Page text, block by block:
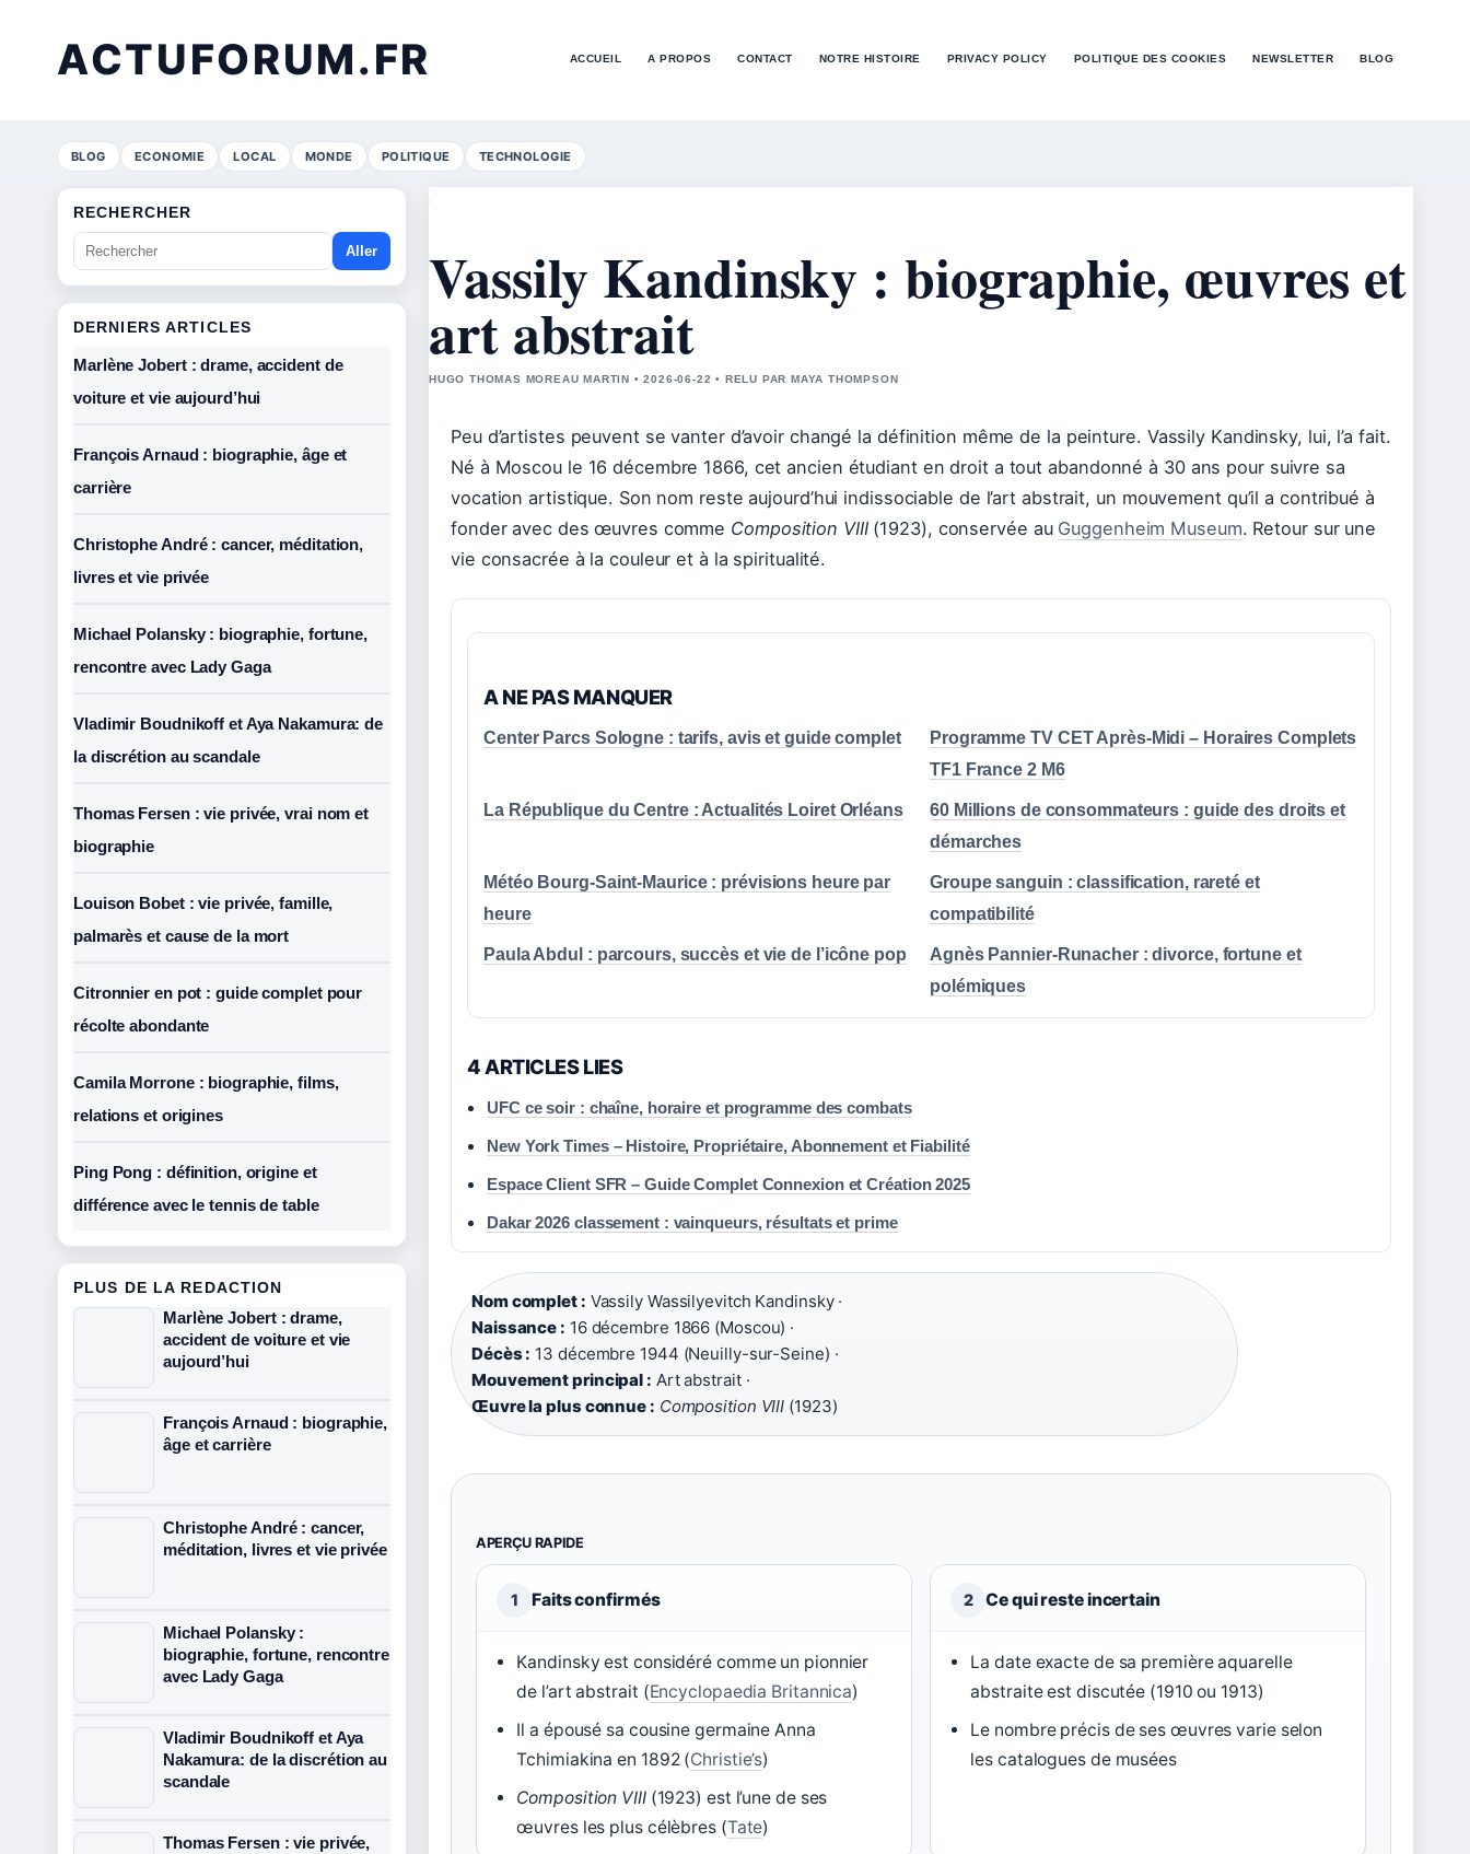
ACTUFORUM.FR ACCUEIL A PROPOS CONTACT NOTRE HISTOIRE PRIVACY POLICY POLITIQUE DES COOKIES NEWSLETTER BLOG
BLOG ECONOMIE LOCAL MONDE POLITIQUE TECHNOLOGIE
Vassily Kandinsky : biographie, œuvres et
art abstrait
HUGO THOMAS MOREAU MARTIN • 2026-06-22 • RELU PAR MAYA THOMPSON
Peu d’artistes peuvent se vanter d’avoir changé la définition même de la peinture. Vassily Kandinsky, lui, l’a fait.
Né à Moscou le 16 décembre 1866, cet ancien étudiant en droit a tout abandonné à 30 ans pour suivre sa
vocation artistique. Son nom reste aujourd’hui indissociable de l’art abstrait, un mouvement qu’il a contribué à
fonder avec des œuvres comme Composition VIII(1923), conservée au Guggenheim Museum. Retour sur une
vie consacrée à la couleur et à la spiritualité.
A NE PAS MANQUER
Center Parcs Sologne : tarifs, avis et guide complet
Programme TV CET Après-Midi – Horaires Complets
TF1 France 2 M6
La République du Centre : Actualités Loiret Orléans
60 Millions de consommateurs : guide des droits et
démarches
Météo Bourg-Saint-Maurice : prévisions heure par
heure
Groupe sanguin : classification, rareté et
compatibilité
Paula Abdul : parcours, succès et vie de l’icône pop
Agnès Pannier-Runacher : divorce, fortune et
polémiques
4 ARTICLES LIES
UFC ce soir : chaîne, horaire et programme des combats
New York Times – Histoire, Propriétaire, Abonnement et Fiabilité
Espace Client SFR – Guide Complet Connexion et Création 2025
Dakar 2026 classement : vainqueurs, résultats et prime
Nom complet : Vassily Wassilyevitch Kandinsky ·
Naissance : 16 décembre 1866 (Moscou) ·
Décès : 13 décembre 1944 (Neuilly-sur-Seine) ·
Mouvement principal : Art abstrait ·
Œuvre la plus connue : Composition VIII (1923)
APERÇU RAPIDE
1 Faits confirmés
Kandinsky est considéré comme un pionnier
de l’art abstrait (Encyclopaedia Britannica)
Il a épousé sa cousine germaine Anna
Tchimiakina en 1892 (Christie’s)
Composition VIII(1923) est l’une de ses
œuvres les plus célèbres (Tate)
2 Ce qui reste incertain
La date exacte de sa première aquarelle
abstraite est discutée (1910 ou 1913)
Le nombre précis de ses œuvres varie selon
les catalogues de musées
RECHERCHER
Aller
DERNIERS ARTICLES
Marlène Jobert : drame, accident de
voiture et vie aujourd’hui
François Arnaud : biographie, âge et
carrière
Christophe André : cancer, méditation,
livres et vie privée
Michael Polansky : biographie, fortune,
rencontre avec Lady Gaga
Vladimir Boudnikoff et Aya Nakamura: de
la discrétion au scandale
Thomas Fersen : vie privée, vrai nom et
biographie
Louison Bobet : vie privée, famille,
palmarès et cause de la mort
Citronnier en pot : guide complet pour
récolte abondante
Camila Morrone : biographie, films,
relations et origines
Ping Pong : définition, origine et
différence avec le tennis de table
PLUS DE LA REDACTION
Marlène Jobert : drame,
accident de voiture et vie
aujourd’hui
François Arnaud : biographie,
âge et carrière
Christophe André : cancer,
méditation, livres et vie privée
Michael Polansky :
biographie, fortune, rencontre
avec Lady Gaga
Vladimir Boudnikoff et Aya
Nakamura: de la discrétion au
scandale
Thomas Fersen : vie privée,